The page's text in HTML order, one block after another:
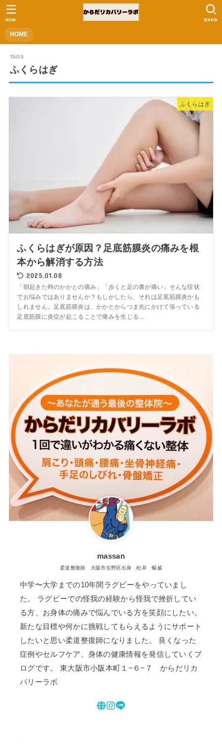
HOME
SEARCH
MENU
ふくらはぎ
ふくらはぎ
ふくらはぎが原因？足底筋膜炎の痛みを根
本から解消する方法
2025.01.08
「朝起きた時のかかとの痛み」「歩くと足の裏が痛い」そんな症状
でお悩みではありませんか？もしかしたら、それは足底筋膜炎かも
しれません。足底筋膜炎は、かかとからつま先にかけて張っている
足底筋膜に炎症が起こることで痛みを生じる...
massan
柔道整復師 大阪市生野区出身 松井 暢威
中学〜大学までの10年間ラグビーをやっていまし
た。 ラグビーでの怪我の経験から怪我で挫折してい
る方、お身体の痛みで悩んでいる方を笑顔にしたい。
新たな目標や何かに挑戦してもらえるようにサポート
したいと思い柔道整復師になりました。 良くなった
症例やセルフケア、身体の健康情報を発信していくブ
ログです。 東大阪市小阪本町１−６−７ からだリカ
バリーラボ